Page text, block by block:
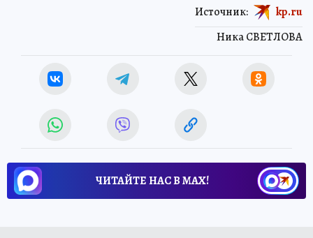
Ника СВЕТЛОВА
Источник: kp.ru
ЧИТАЙТЕ НАС В МАХ!